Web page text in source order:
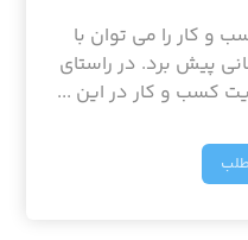
و کار را می توان با
پیش برد. در راستای
کسب و کار در این ...